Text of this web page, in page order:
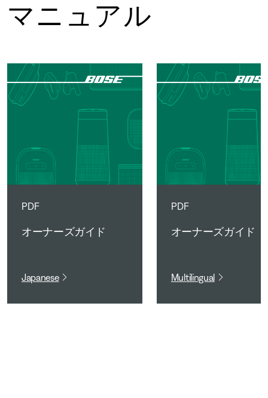
マニュアル
PDF
オーナーズガイド
Japanese
PDF
オーナーズガイド
Multilingual